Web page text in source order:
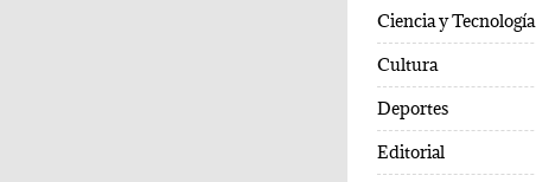
Ciencia y Tecnología
Cultura
Deportes
Editorial